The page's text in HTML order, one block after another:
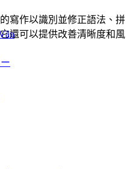
寫作以識別並修正語法、拼
還可以提供改善清晰度和風